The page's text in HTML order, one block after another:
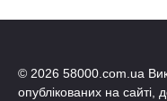
© 2026 58000.com.ua
опублікованих на сайті,